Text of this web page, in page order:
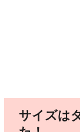
サイズは